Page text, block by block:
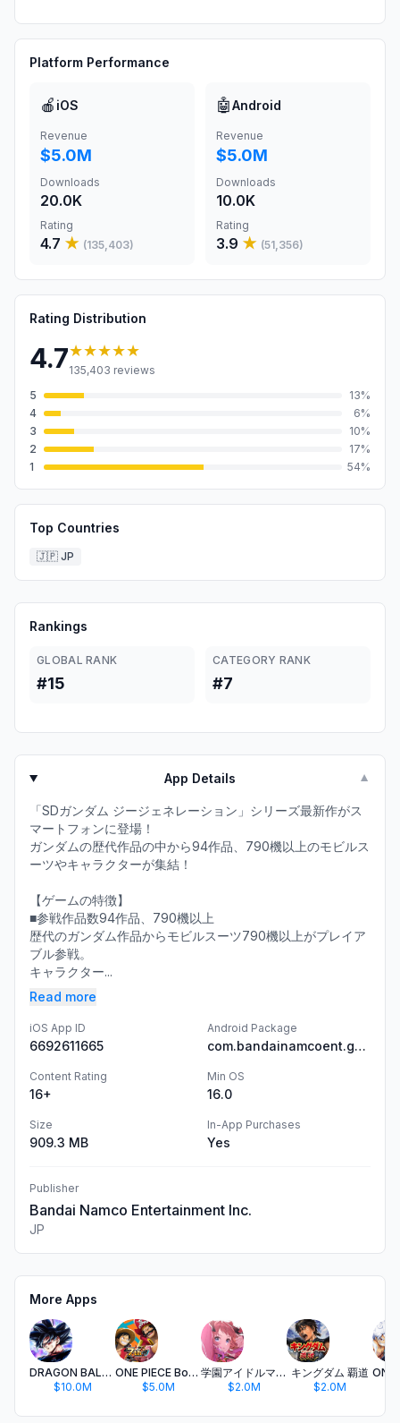
Platform Performance
🍎 iOS
Revenue
$5.0M
Downloads
20.0K
Rating
4.7 ★ (135,403)
🤖Android
Revenue
$5.0M
Downloads
10.0K
Rating
3.9 ★ (51,356)
Rating Distribution
4.7★★★★★
135,403 reviews
5
13%
4
6%
3
10%
2
17%
1
54%
Top Countries
🇯🇵 JP
Rankings
GLOBAL RANK
#15
CATEGORY RANK
#7
App Details ▼
「SDガンダム ジージェネレーション」シリーズ最新作がス
マートフォンに登場！
ガンダムの歴代作品の中から94作品、790機以上のモビルス
ーツやキャラクターが集結！
【ゲームの特徴】
■参戦作品数94作品、790機以上
歴代のガンダム作品からモビルスーツ790機以上がプレイア
ブル参戦。
キャラクター...
Read more
iOS App ID
6692611665
Android Package
com.bandainamcoent.gget_JP
Content Rating
16+
Min OS
16.0
Size
909.3 MB
In-App Purchases
Yes
Publisher
Bandai Namco Entertainment Inc.
JP
More Apps
DRAGON BALL LEGENDS
$10.0M
ONE PIECE Bounty Rush
$5.0M
学園アイドルマスター
$2.0M
キングダム 覇道
$2.0M